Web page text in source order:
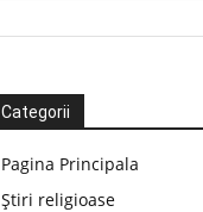
Categorii
Pagina Principala
Știri religioase